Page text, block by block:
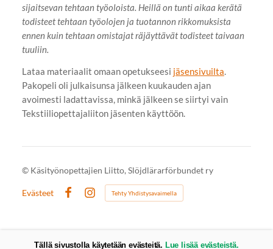
sijaitsevan tehtaan työoloista. Heillä on tunti aikaa kerätä
todisteet tehtaan työolojen ja tuotannon rikkomuksista
ennen kuin tehtaan omistajat räjäyttävät todisteet taivaan
tuuliin.
Lataa materiaalit omaan opetukseesi jäsensivuilta.
Pakopeli oli julkaisunsa jälkeen kuukauden ajan
avoimesti ladattavissa, minkä jälkeen se siirtyi vain
Tekstiiliopettajaliiton jäsenten käyttöön.
© Käsityönopettajien Liitto, Slöjdlärarförbundet ry
Evästeet
Instagram
Tehty Yhdistysavaimella
Tällä sivustolla käytetään evästeitä. Lue lisää evästeistä.